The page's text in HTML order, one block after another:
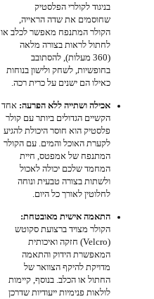
בניגוד לקולרי הפלסטיק
שחוסמים את שדה הראייה,
הקולר המתנפח מאפשר לכלב או
לחתול לראות בצורה מלאה
(360 מעלות), להסתובב
בחופשיות, לשחק ולישון בנוחות
כאילו הם ישנים על כרית רכה.
אכילה ושתייה ללא הפרעה: אחד
הקשיים הגדולים ביותר עם קולר
פלסטיק הוא חוסר היכולת להגיע
לקערת האוכל והמים. עם הקולר
המתנפח של אמפטס, חיית
המחמד שלכם יכולה לאכול
ולשתות בצורה טבעית ונוחה
לחלוטין לאורך כל היום.
התאמה אישית מאובטחת:
הקולר מצויד ברצועת סקוטש
(Velcro) חזקה ואיכותית
המאפשרת הידוק והתאמה
מדויקת להיקף הצוואר של
החתול או הכלב. בנוסף, קיימות
לולאות פנימיות ייעודיות שדרכן